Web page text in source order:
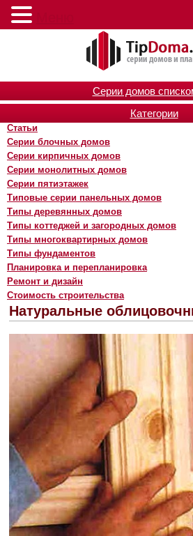
Серии домов
Категории
Статьи
Серии блочных домов
Серии кирпичных домов
Серии монолитных домов
Серии пятиэтажек
Типовые серии панельных домов
Типы деревянных домов
Типы коттеджей и загородных домов
Типы многоквартирных домов
Типы фундаментов
Планировка и перепланировка
Ремонт и дизайн
Стоимость строительства
Натуральные